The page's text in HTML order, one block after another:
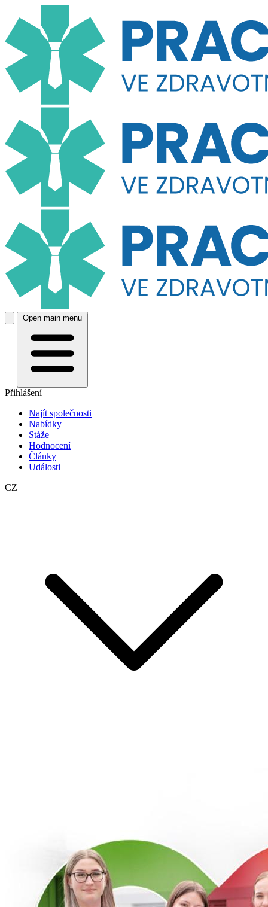
Open main menu
Přihlášení
Najít společnosti
Nabídky
Stáže
Hodnocení
Články
Události
CZ